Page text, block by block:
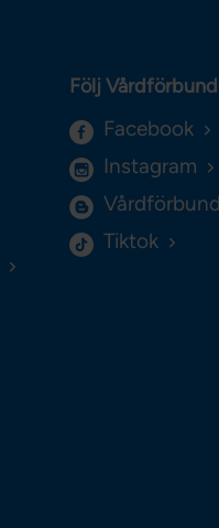
Följ
Facebook
Instagram
Tiktok